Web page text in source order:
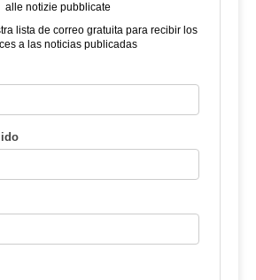
alle notizie pubblicate
lista de correo gratuita para recibir los
a las noticias publicadas